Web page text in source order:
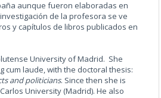
aunque fueron elaboradas en
de la profesora se ve
y capítulos de libros publicados en
University of Madrid. She
cum laude, with the doctoral thesis:
and politicians. Since then she is
University (Madrid). He also